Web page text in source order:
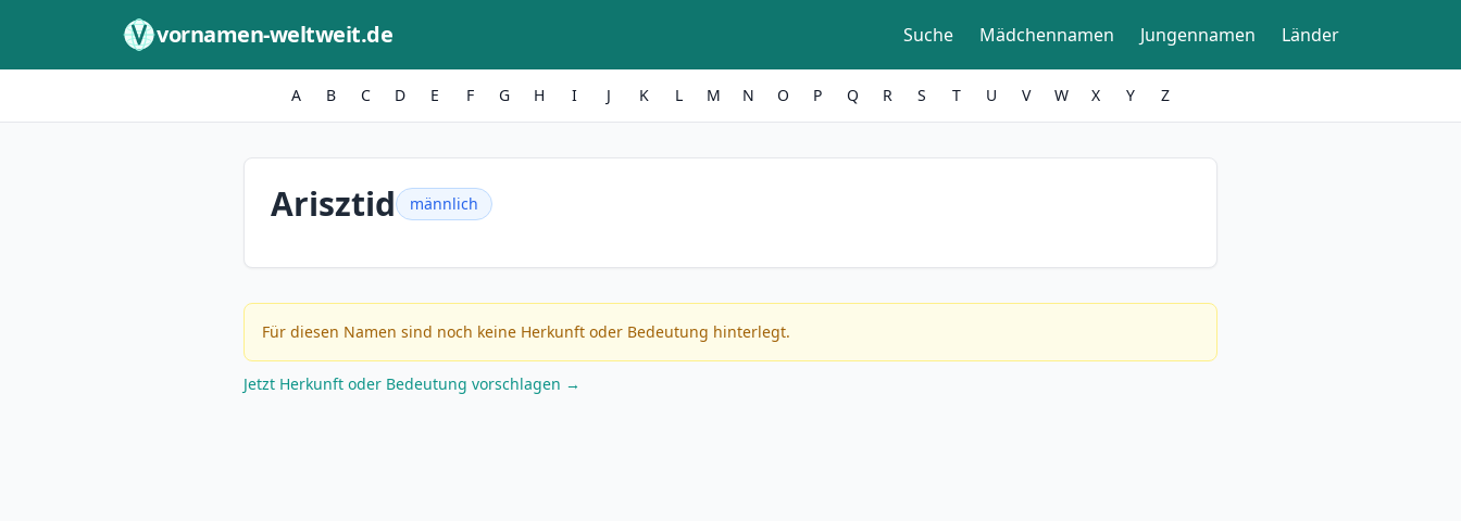
vornamen-weltweit.de Suche Mädchennamen Jungennamen Länder
A B C D E F G H I J K L M N O P Q R S T U V W X Y Z
Arisztid männlich
Für diesen Namen sind noch keine Herkunft oder Bedeutung hinterlegt.
Jetzt Herkunft oder Bedeutung vorschlagen →